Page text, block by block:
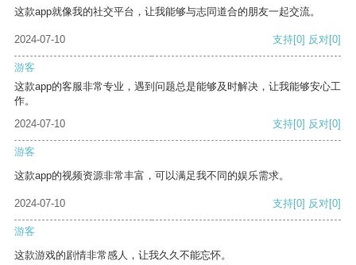
这款app就像我的社交平台，让我能够与志同道合的朋友一起交流。
2024-07-10 支持[0] 反对[0]
游客
这款app的客服非常专业，遇到问题总是能够及时解决，让我能够安心工
作。
2024-07-10
支持[0] 反对[0]
游客
这款app的视频资源非常丰富，可以满足我不同的娱乐需求。
2024-07-10 支持[0] 反对[0]
游客
这款游戏的剧情非常感人，让我久久不能忘怀。